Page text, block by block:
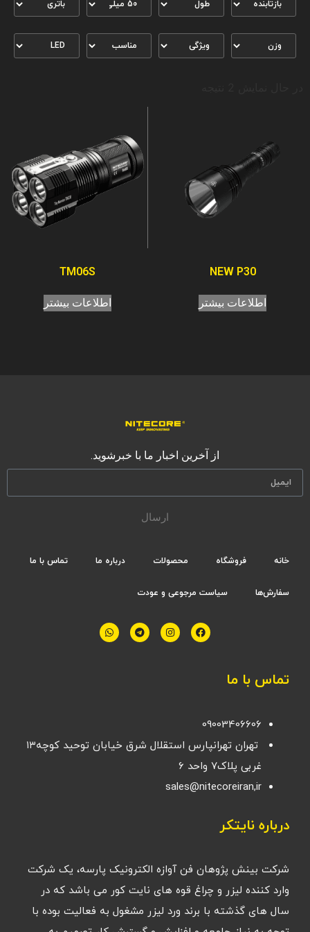
NEW P30
اطلاعات بیشتر
TM06S
اطلاعات بیشتر
از آخرین اخبار ما با خبرشوید.
ارسال
خانه فروشگاه محصولات درباره ما تماس با ما
سفارش‌ها سیاست مرجوعی و عودت
تماس با ما
09003406606
تهران تهرانپارس استقلال شرق خیابان توحید کوچه۱۳
غربی پلاک۷ واحد ۶
sales@nitecoreiran,ir
درباره نایتکر
شرکت بینش پژوهان فن آوازه الکترونیک پارسه، یک شرکت
وارد کننده لیزر و چراغ قوه های نایت کور می باشد که در
سال های گذشته با برند ورد لیزر مشغول به فعالیت بوده با